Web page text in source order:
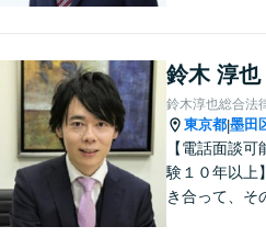
がありました
談ください。
イン相談OK】
鈴木 淳也
鈴木淳也総合法
東京都|墨田
【電話面談
験１０年以上
き合って、そ